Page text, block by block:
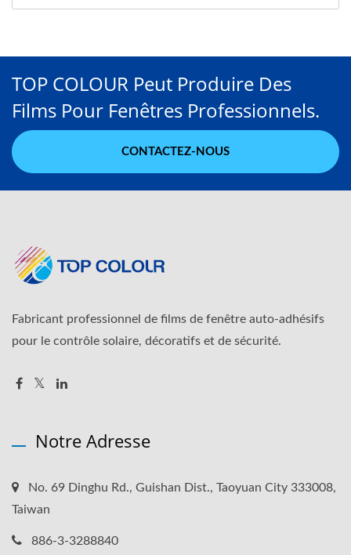
TOP COLOUR Peut Produire Des
Films Pour Fenêtres Professionnels.
CONTACTEZ-NOUS
Fabricant professionnel de films de fenêtre auto-adhésifs
pour le contrôle solaire, décoratifs et de sécurité.
Notre Adresse
No. 69 Dinghu Rd., Guishan Dist., Taoyuan City 333008,
Taiwan
886-3-3288840